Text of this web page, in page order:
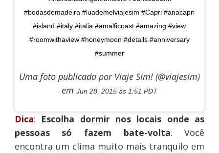
#bodasdemadeira #luademelviajesim #Capri #anacapri
#island #italy #italia #amalficoast #amazing #view
#roomwithaview #honeymoon #details #anniversary
#summer
Uma foto publicada por Viaje Sim! (@viajesim)
em Jun 28, 2015 às 1:51 PDT
Dica: Escolha dormir nos locais onde as
pessoas só fazem bate-volta. Você
encontra um clima muito mais tranquilo em